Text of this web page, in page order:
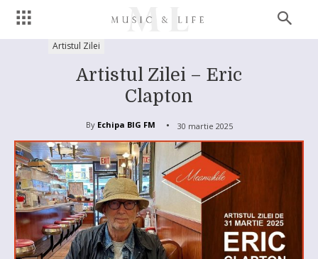
Artistul Zilei
Artistul Zilei – Eric
Clapton
By Echipa BIG FM 30 martie 2025